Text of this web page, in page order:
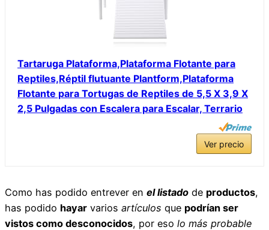
Tartaruga Plataforma,Plataforma Flotante para
Reptiles,Réptil flutuante Plantform,Plataforma
Flotante para Tortugas de Reptiles de 5,5 X 3,9 X
2,5 Pulgadas con Escalera para Escalar, Terrario
Ver precio
Como has podido entrever en el listado de productos,
has podido hayar varios artículos que podrían ser
vistos como desconocidos, por eso lo más probable